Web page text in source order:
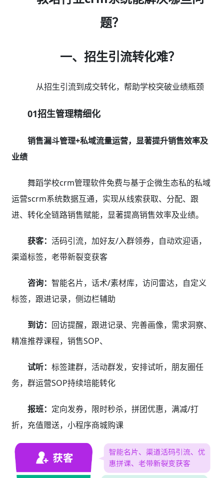
题？
一、招生引流转化难？
从招生引流到成交转化，帮助学校突破业绩瓶颈
01招生管理精细化
销售漏斗管理+私域流量运营，显著提升销售效率及
业绩
舞蹈学校crm管理软件免费与基于企微生态私的私域
运营scrm系统数据互通，实现从线索获取、分配、跟
进、转化全链路销售赋能，显著提高销售效率及业绩。
获客： 活码引流，加好友/入群领券，自动欢迎语，
渠道标签，老带新裂变获客
咨询： 智能名片，话术/素材库，访问雷达，自定义
标签，跟进记录，侧边栏辅助
到访： 回访提醒，跟进记录、完善画像，需求洞察、
精准推荐课程，销售SOP、
试听： 标签建群，活动群发，安排试听，朋友圈任
务，群运营SOP持续培能转化
报班： 定向发券，限时秒杀，拼团优惠，满减/打
折，充值赠送，小程序商城购课